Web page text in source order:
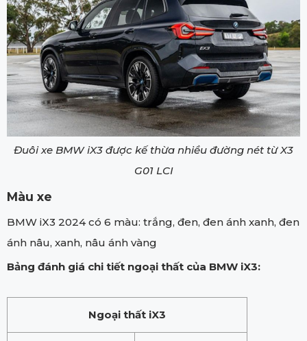
Đuôi xe BMW iX3 được kế thừa nhiều đường nét từ X3
G01 LCI
Màu xe
BMW iX3 2024 có 6 màu: trắng, đen, đen ánh xanh, đen
ánh nâu, xanh, nâu ánh vàng
Bảng đánh giá chi tiết ngoại thất của BMW iX3:
Ngoại thất iX3